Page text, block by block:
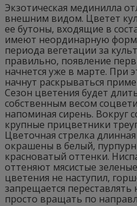
Экзотическая мединилла
внешним видом. Цветет
ее бутоны, входящие в
имеют неординарную
периода вегетации за
правильно, появление
начнется уже в марте. При
начнут раскрываться
Сезон цветения будет
собственным весом
напоминая сирень. Вокруг
крупные прицветники
Цветочная стрелка
окрашены в белый,
красноватый оттенки.
оттеняют мясистые
цветения не наступил,
запрещается переставлять
просто вращать по